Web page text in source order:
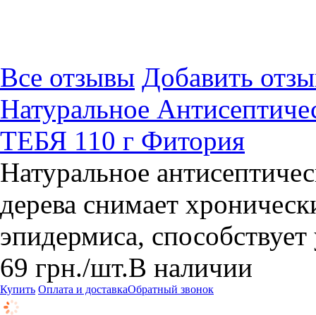
Все отзывы Добавить
Натуральное
ТЕБЯ 110 г Фитория
Натуральное
дерева снимает
эпидермиса,
69 грн./шт.В наличии
Купить Оплата и доставкаОбратный звонок